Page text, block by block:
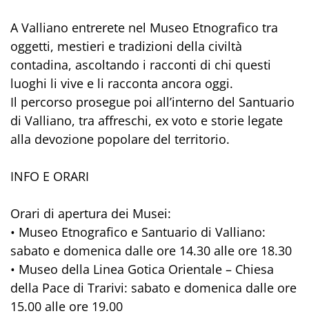
A Valliano entrerete nel Museo Etnografico tra
oggetti, mestieri e tradizioni della civiltà
contadina, ascoltando i racconti di chi questi
luoghi li vive e li racconta ancora oggi.
Il percorso prosegue poi all’interno del Santuario
di Valliano, tra affreschi, ex voto e storie legate
alla devozione popolare del territorio.
INFO E ORARI
Orari di apertura dei Musei:
• Museo Etnografico e Santuario di Valliano:
sabato e domenica dalle ore 14.30 alle ore 18.30
• Museo della Linea Gotica Orientale – Chiesa
della Pace di Trarivi: sabato e domenica dalle ore
15.00 alle ore 19.00